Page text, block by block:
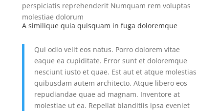
perspiciatis reprehenderit Numquam rem voluptas
molestiae dolorum
A similique quia quisquam in fuga doloremque
Qui odio velit eos natus. Porro dolorem vitae
eaque ea cupiditate. Error sunt et doloremque
nesciunt iusto et quae. Est aut et atque molestias
quibusdam autem architecto. Atque libero eos
repudiandae quae ad magnam. Inventore at
molestiae ut ea. Repellat blanditiis ipsa eveniet